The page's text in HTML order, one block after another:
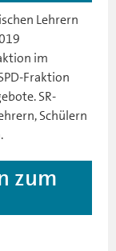
Lehrern
im
Fraktion
SR-
Schülern
zum